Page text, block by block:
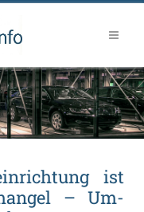
ist
– Um­